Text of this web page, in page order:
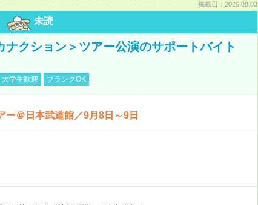
掲載日：2026.08.03
未読
ナクション＞ツアー公演のサポートバイト
大学生歓迎 ブランクOK
ー＠日本武道館／9月8日～9日